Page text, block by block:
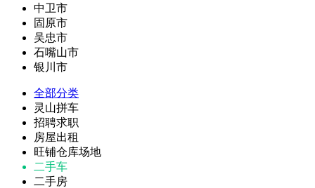
中卫市
固原市
吴忠市
石嘴山市
银川市
全部分类
灵山拼车
招聘求职
房屋出租
旺铺仓库场地
二手车
二手房